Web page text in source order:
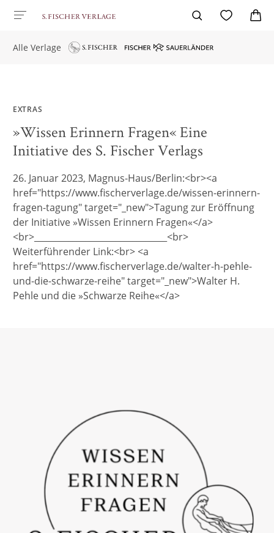
Alle Verlage
EXTRAS
»Wissen Erinnern Fragen« Eine
Initiative des S. Fischer Verlags
26. Januar 2023, Magnus-Haus/Berlin:<br><a
href="https://www.fischerverlage.de/wissen-erinnern-
fragen-tagung" target="_new">Tagung zur Eröffnung
der Initiative »Wissen Erinnern Fragen«</a>
<br>_______________________________<br>
Weiterführender Link:<br> <a
href="https://www.fischerverlage.de/walter-h-pehle-
und-die-schwarze-reihe" target="_new">Walter H.
Pehle und die »Schwarze Reihe«</a>